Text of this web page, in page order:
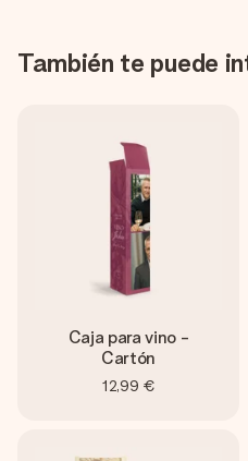
También te puede
Caja para vino -
Cartón
12,99 €